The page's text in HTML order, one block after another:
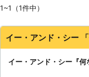
1~1（1件中）
イー・アンド・シー
イー・アンド・シー『何